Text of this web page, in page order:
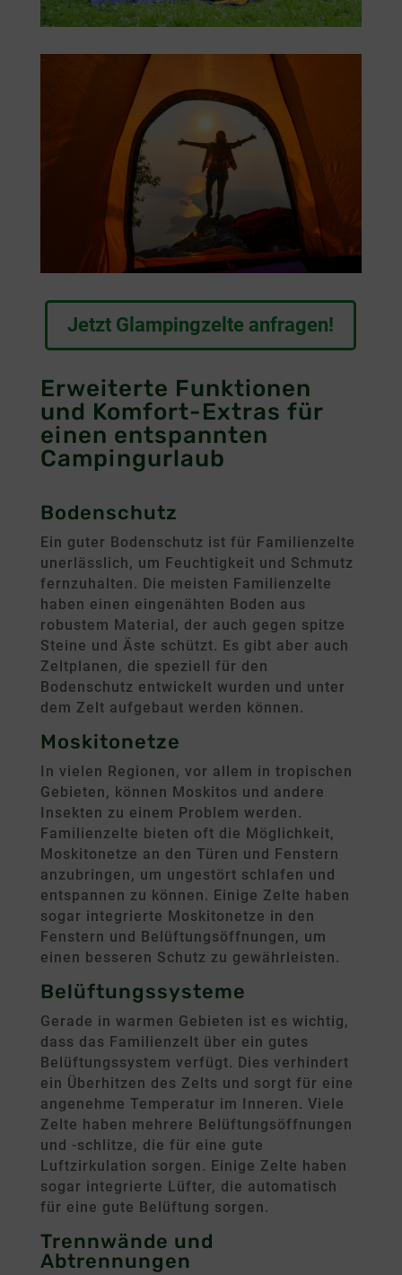
Jetzt Glampingzelte anfragen!
Erweiterte Funktionen
und Komfort-Extras für
einen entspannten
Campingurlaub
Bodenschutz
Ein guter Bodenschutz ist für Familienzelte
unerlässlich, um Feuchtigkeit und Schmutz
fernzuhalten. Die meisten Familienzelte
haben einen eingenähten Boden aus
robustem Material, der auch gegen spitze
Steine und Äste schützt. Es gibt aber auch
Zeltplanen, die speziell für den
Bodenschutz entwickelt wurden und unter
dem Zelt aufgebaut werden können.
Moskitonetze
In vielen Regionen, vor allem in tropischen
Gebieten, können Moskitos und andere
Insekten zu einem Problem werden.
Familienzelte bieten oft die Möglichkeit,
Moskitonetze an den Türen und Fenstern
anzubringen, um ungestört schlafen und
entspannen zu können. Einige Zelte haben
sogar integrierte Moskitonetze in den
Fenstern und Belüftungsöffnungen, um
einen besseren Schutz zu gewährleisten.
Belüftungssysteme
Gerade in warmen Gebieten ist es wichtig,
dass das Familienzelt über ein gutes
Belüftungssystem verfügt. Dies verhindert
ein Überhitzen des Zelts und sorgt für eine
angenehme Temperatur im Inneren. Viele
Zelte haben mehrere Belüftungsöffnungen
und -schlitze, die für eine gute
Luftzirkulation sorgen. Einige Zelte haben
sogar integrierte Lüfter, die automatisch
für eine gute Belüftung sorgen.
Trennwände und
Abtrennungen